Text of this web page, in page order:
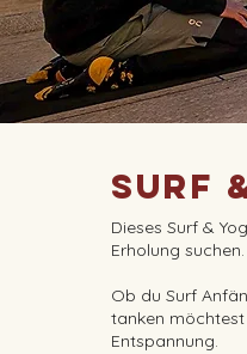
Surf
Dieses Surf &
Erholung suchen.
Ob du Surf
tanken möchtest
Entspannung.